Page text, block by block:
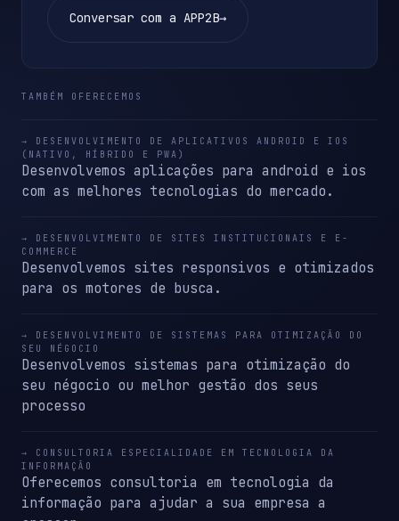
Conversar com a APP2B→
TAMBÉM OFERECEMOS
→ DESENVOLVIMENTO DE APLICATIVOS ANDROID E IOS
(NATIVO, HÍBRIDO E PWA)
Desenvolvemos aplicações para android e ios
com as melhores tecnologias do mercado.
→ DESENVOLVIMENTO DE SITES INSTITUCIONAIS E E-
COMMERCE
Desenvolvemos sites responsivos e otimizados
para os motores de busca.
→ DESENVOLVIMENTO DE SISTEMAS PARA OTIMIZAÇÃO DO
SEU NÉGOCIO
Desenvolvemos sistemas para otimização do
seu négocio ou melhor gestão dos seus
processo
→ CONSULTORIA ESPECIALIDADE EM TECNOLOGIA DA
INFORMAÇÃO
Oferecemos consultoria em tecnologia da
informação para ajudar a sua empresa a